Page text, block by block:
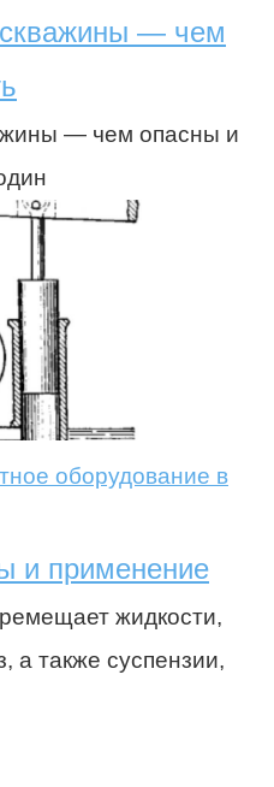
— чем
— чем опасны и
оборудование в
и применение
жидкости,
а также суспензии,